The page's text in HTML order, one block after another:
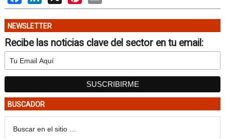
NEWSLETTER
Recibe las noticias clave del sector en tu email:
BUSCADOR